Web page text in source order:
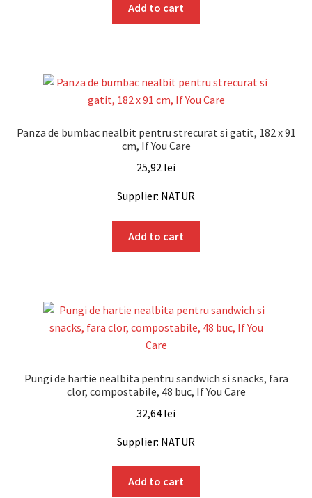
Add to cart
Panza de bumbac nealbit pentru strecurat si gatit, 182 x 91
cm, If You Care
25,92 lei
Supplier: NATUR
Add to cart
Pungi de hartie nealbita pentru sandwich si snacks, fara
clor, compostabile, 48 buc, If You Care
32,64 lei
Supplier: NATUR
Add to cart